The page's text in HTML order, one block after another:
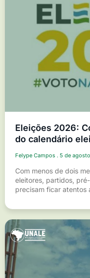
Eleições 2026:
do calendário
Felype Campos 5 de
Com menos de dois
eleitores, partidos,
precisam ficar atentos